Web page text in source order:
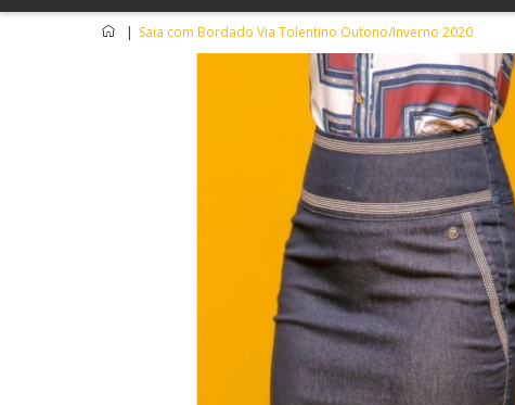
| Saia com Bordado Via Tolentino Outono/Inverno 2020